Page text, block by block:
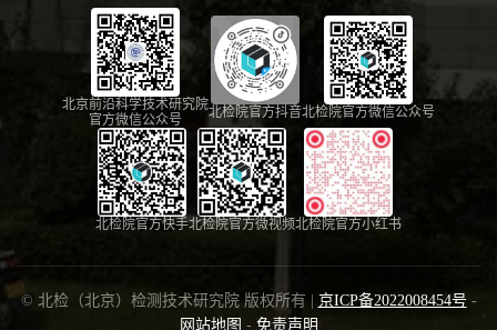
北京前沿科学技术研究院
官方微信公众号
北检院官方抖音北检院官方微信公众号
北检院官方快手北检院官方微视频北检院官方小红书
© 北检（北京）检测技术研究院 版权所有 | 京ICP备2022008454号 -
网站地图 - 免责声明